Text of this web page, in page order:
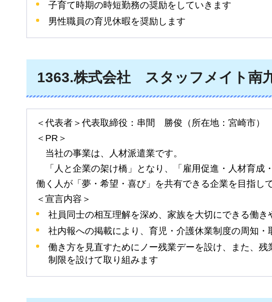
子育て時期の時短勤務の奨励をしていきます
男性職員の育児休暇を奨励します
1363.株式会社 スタッフメイト南
＜代表者＞代表取締役：串間 勝俊（所在地：宮崎市）
＜PR＞
当社の事業は、人材派遣業です。
「 人と企業の架け橋」となり、「雇用促進・人材育成
働く人が「夢・希望・喜び」を共有できる企業を目指し
＜宣言内容＞
社員同士の相互理解を深め、家族を大切にできる働き
社内報への掲載により、育児・介護休業制度の周知・
働き方を見直すためにノー残業デーを設け、また、
制限を設けて取り組みます